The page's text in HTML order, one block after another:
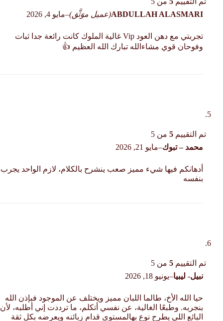
ABDULLAH ALASMARI(عميل موَثَّق)–مايو 4, 2026
تجربتي مع دهن العود Vip غالية الملوك كانت رائعة جدا ثبات
وفوحان قوي مشاءالله تبارك الله العظيم 👍
تم التقييم 5من 5
محمد – تبوك–مايو 21, 2026
أدهانكم فيها شيء مميز صعب ينشرح بالكلام، لازم الواحد يجرب
بنفسه
تم التقييم 5من 5
نبيل- ليبيا–يونيو 18, 2026
حيا الله الأخ، طالما اللبان مميز ويختلف عن الموجود فبإذن الله
بنجربه. وطبعًا الغالية، عن نفسي أتكلم، ما ترددت إني أطلبه، لأن
البائع اللي يطرح نوع بهالمستوى قدام زبائنه ويعرضه بكل ثقة